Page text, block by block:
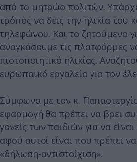
από το μητρώο πολιτών.
τρόπος να δεις την ηλικία του
τηλεφώνου. Και το ζητούμενο
αναγκάσουμε τις πλατφόρμες
πιστοποιητικό ηλικίας.
ευρωπαϊκό εργαλείο για τον
Σύμφωνα με τον κ.
εφαρμογή θα πρέπει να βρει
γονείς των παιδιών για να
αφού αυτοί είναι που πρέπει
«δήλωση-αντιστοίχιση».